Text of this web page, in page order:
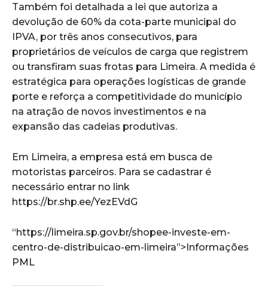
Também foi detalhada a lei que autoriza a
devolução de 60% da cota-parte municipal do
IPVA, por três anos consecutivos, para
proprietários de veículos de carga que registrem
ou transfiram suas frotas para Limeira. A medida é
estratégica para operações logísticas de grande
porte e reforça a competitividade do município
na atração de novos investimentos e na
expansão das cadeias produtivas.
Em Limeira, a empresa está em busca de
motoristas parceiros. Para se cadastrar é
necessário entrar no link
https://br.shp.ee/YezEVdG
“https://limeira.sp.gov.br/shopee-investe-em-
centro-de-distribuicao-em-limeira”>Informações
PML